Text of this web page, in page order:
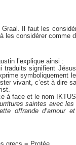
Il faut les
les considérer comme
l’explique ainsi :
signifient
symboliquement
vivant, c’est à dire
à face et le nom IKTUS
saintes avec les
offrande d’amour